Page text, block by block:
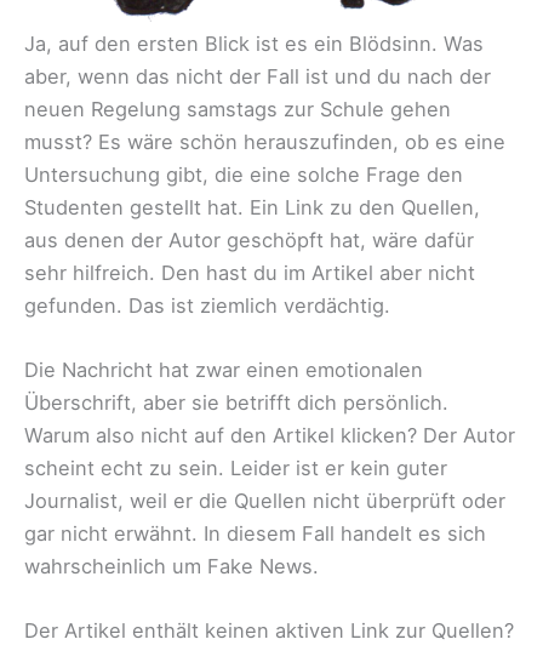
Ja, auf den ersten Blick ist es ein Blödsinn. Was
aber, wenn das nicht der Fall ist und du nach der
neuen Regelung samstags zur Schule gehen
musst? Es wäre schön herauszufinden, ob es eine
Untersuchung gibt, die eine solche Frage den
Studenten gestellt hat. Ein Link zu den Quellen,
aus denen der Autor geschöpft hat, wäre dafür
sehr hilfreich. Den hast du im Artikel aber nicht
gefunden. Das ist ziemlich verdächtig.
Die Nachricht hat zwar einen emotionalen
Überschrift, aber sie betrifft dich persönlich.
Warum also nicht auf den Artikel klicken? Der Autor
scheint echt zu sein. Leider ist er kein guter
Journalist, weil er die Quellen nicht überprüft oder
gar nicht erwähnt. In diesem Fall handelt es sich
wahrscheinlich um Fake News.
Der Artikel enthält keinen aktiven Link zur Quellen?